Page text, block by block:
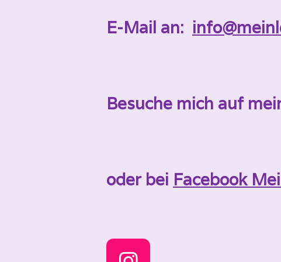
E-Mail an:
Besuche mich auf
oder bei Facebook